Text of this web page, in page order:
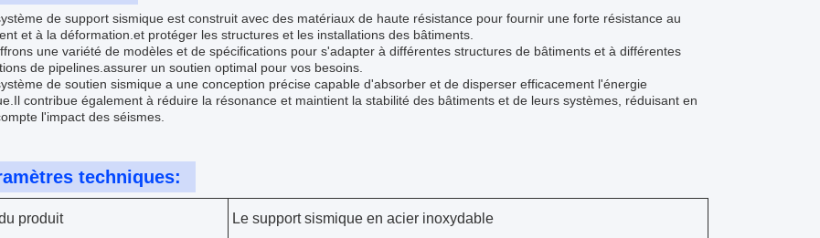
de support sismique est construit avec des matériaux de haute résistance pour fournir une forte résistance au
et à la déformation.et protéger les structures et les installations des bâtiments.
une variété de modèles et de spécifications pour s'adapter à différentes structures de bâtiments et à différentes
de pipelines.assurer un soutien optimal pour vos besoins.
de soutien sismique a une conception précise capable d'absorber et de disperser efficacement l'énergie
contribue également à réduire la résonance et maintient la stabilité des bâtiments et de leurs systèmes, réduisant en
l'impact des séismes.
techniques:
produit Le support sismique en acier inoxydable